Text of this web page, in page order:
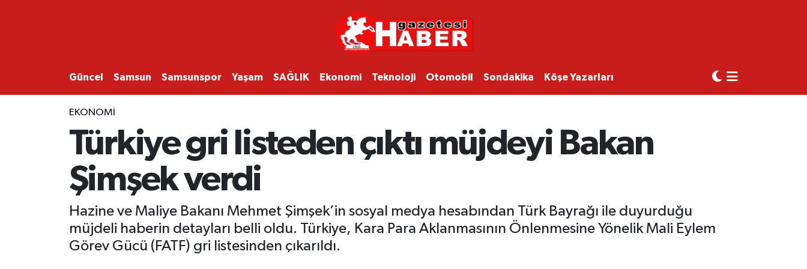
Güncel Samsun Samsunspor Yaşam SAĞLIK Ekonomi Teknoloji Otomobil Sondakika Köşe Yazarları
EKONOMİ
Türkiye gri listeden çıktı müjdeyi Bakan
Şimşek verdi
Hazine ve Maliye Bakanı Mehmet Şimşek’in sosyal medya hesabından Türk Bayrağı ile duyurduğu
müjdeli haberin detayları belli oldu. Türkiye, Kara Para Aklanmasının Önlenmesine Yönelik Mali Eylem
Görev Gücü (FATF) gri listesinden çıkarıldı.
SAMSUN
SAMSUNSPOR
EKONOMİ